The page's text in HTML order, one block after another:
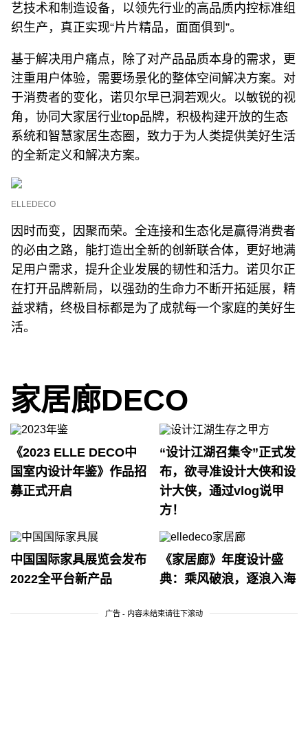
艺技术和制造设备，以领先行业的高品质内控标准组
织生产，真正实现“片片精品，面面俱到”。
基于解决用户痛点，除了对产品品质本身的需求，更
注重用户体验，需要场景化的整体空间解决方案。对
于消费者的变化，诺贝尔早已洞若观火。以敏锐的视
角，协同大家居行业top品牌，积极构建开放的生态
系统和智慧家居生态圈，致力于为人类提供美好生活
的全新定义和解决方案。
ELLEDECO
因时而变，因聚而荣。全连接和生态化是赢得消费者
的必由之路，能打造出全新的创新联合体，更好地满
足用户需求，提升企业发展的韧性和活力。诺贝尔正
在打开品牌新局，以强劲的生命力不断开拓延展，精
益求精，终极目标都是为了成就每一个家庭的美好生
活。
家居廊DECO
《2023 ELLE DECO中
国室内设计年鉴》作品招
募正式开启
“设计江湖召集令”正式发
布，欲寻准设计大侠和设
计大侠，通过vlog说甲
方！
中国国际家具展览会发布
2022全平台新产品
《家居廊》年度设计盛
典：乘风破浪，逐浪入海
广告 - 内容未结束请往下滚动